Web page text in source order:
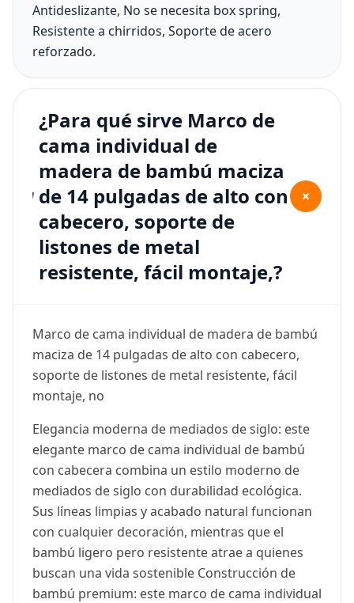
Antideslizante, No se necesita box spring,
Resistente a chirridos, Soporte de acero
reforzado.
¿Para qué sirve Marco de
cama individual de
madera de bambú maciza
de 14 pulgadas de alto con
cabecero, soporte de
listones de metal
resistente, fácil montaje,?
+
Marco de cama individual de madera de bambú
maciza de 14 pulgadas de alto con cabecero,
soporte de listones de metal resistente, fácil
montaje, no
Elegancia moderna de mediados de siglo: este
elegante marco de cama individual de bambú
con cabecera combina un estilo moderno de
mediados de siglo con durabilidad ecológica.
Sus líneas limpias y acabado natural funcionan
con cualquier decoración, mientras que el
bambú ligero pero resistente atrae a quienes
buscan una vida sostenible Construcción de
bambú premium: este marco de cama individual